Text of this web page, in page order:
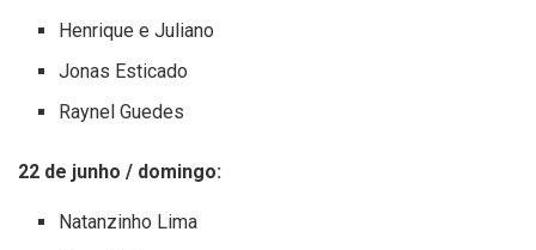
Henrique e Juliano
Jonas Esticado
Raynel Guedes
22 de junho / domingo:
Natanzinho Lima